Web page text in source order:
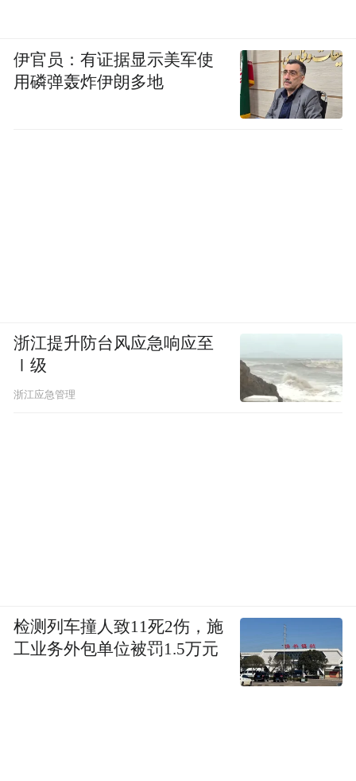
伊官员：有证据显示美军使
用磷弹轰炸伊朗多地
浙江提升防台风应急响应至
Ⅰ级
浙江应急管理
检测列车撞人致11死2伤，施
工业务外包单位被罚1.5万元